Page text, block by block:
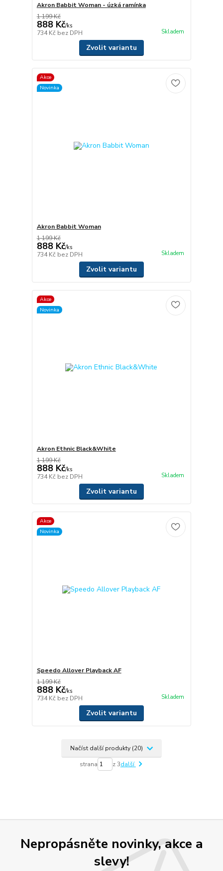
Akron Babbit Woman - úzká ramínka
1 199 Kč
888 Kč/ks
734 Kč bez DPH Skladem
Zvolit variantu
Akce
Novinka
Akron Babbit Woman
1 199 Kč
888 Kč/ks
734 Kč bez DPH Skladem
Zvolit variantu
Akce
Novinka
Akron Ethnic Black&White
1 199 Kč
888 Kč/ks
734 Kč bez DPH Skladem
Zvolit variantu
Akce
Novinka
Speedo Allover Playback AF
1 199 Kč
888 Kč/ks
734 Kč bez DPH Skladem
Zvolit variantu
Načíst další produkty (20)
strana z 3další
Nepropásněte novinky, akce a
slevy!